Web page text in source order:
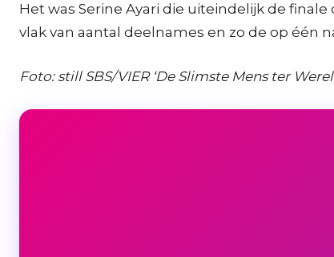
Het was Serine Ayari die uiteindelijk de
vlak van aantal deelnames en zo de op één
Foto: still SBS/VIER ‘De Slimste Mens ter